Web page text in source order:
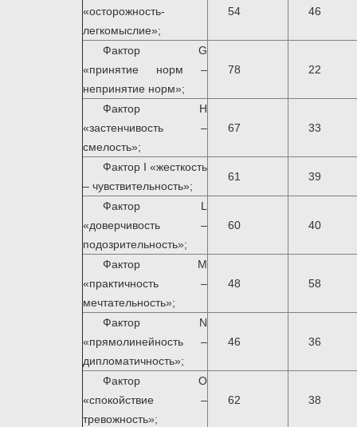
«осторожность-
легкомыслие»;
54 46
Фактор G
«принятие норм –
непринятие норм»;
78 22
Фактор H
«застенчивость –
смелость»;
67 33
Фактор I «жесткость
– чувствительность»;
61 39
Фактор L
«доверчивость –
подозрительность»;
60 40
Фактор M
«практичность –
мечтательность»;
48 58
Фактор N
«прямолинейность –
дипломатичность»;
46 36
Фактор O
«спокойствие –
тревожность»;
62 38